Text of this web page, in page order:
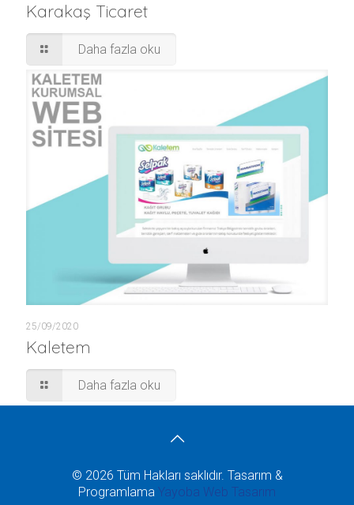
Karakaş Ticaret
Daha fazla oku
25/09/2020
Kaletem
Daha fazla oku
© 2026 Tüm Hakları saklıdır. Tasarım &
Programlama Yayoba Web Tasarım